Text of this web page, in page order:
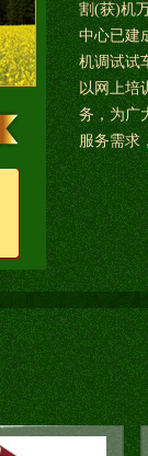
割(获)机
中心已建
机调试试
以网上培
务，为广
服务需求